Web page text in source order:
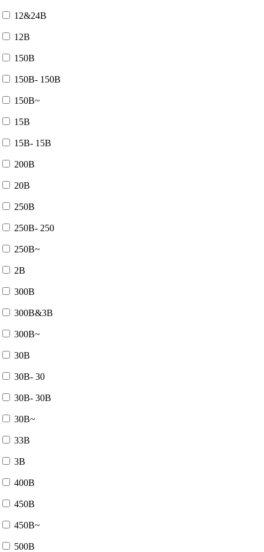
12&24В
12В
150В
150В- 150В
150В~
15В
15В- 15В
200В
20В
250В
250В- 250
250В~
2В
300В
300В&3В
300В~
30В
30В- 30
30В- 30В
30В~
33В
3В
400В
450В
450В~
500В